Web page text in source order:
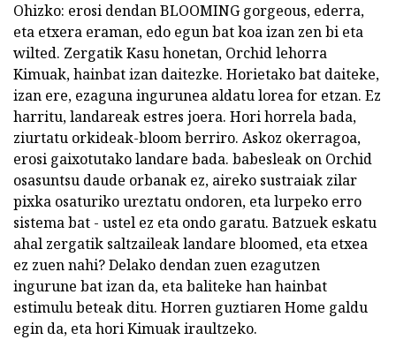
Ohizko: erosi dendan BLOOMING gorgeous, ederra,
eta etxera eraman, edo egun bat koa izan zen bi eta
wilted. Zergatik Kasu honetan, Orchid lehorra
Kimuak, hainbat izan daitezke. Horietako bat daiteke,
izan ere, ezaguna ingurunea aldatu lorea for etzan. Ez
harritu, landareak estres joera. Hori horrela bada,
ziurtatu orkideak-bloom berriro. Askoz okerragoa,
erosi gaixotutako landare bada. babesleak on Orchid
osasuntsu daude orbanak ez, aireko sustraiak zilar
pixka osaturiko ureztatu ondoren, eta lurpeko erro
sistema bat - ustel ez eta ondo garatu. Batzuek eskatu
ahal zergatik saltzaileak landare bloomed, eta etxea
ez zuen nahi? Delako dendan zuen ezagutzen
ingurune bat izan da, eta baliteke han hainbat
estimulu beteak ditu. Horren guztiaren Home galdu
egin da, eta hori Kimuak iraultzeko.